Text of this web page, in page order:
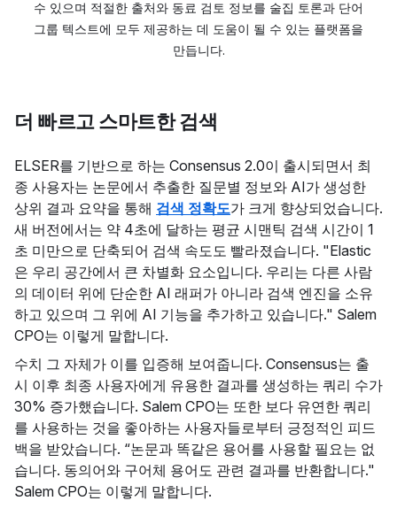
수 있으며 적절한 출처와 동료 검토 정보를 술집 토론과 단어
그룹 텍스트에 모두 제공하는 데 도움이 될 수 있는 플랫폼을
만듭니다.
더 빠르고 스마트한 검색
ELSER를 기반으로 하는 Consensus 2.0이 출시되면서 최
종 사용자는 논문에서 추출한 질문별 정보와 AI가 생성한
상위 결과 요약을 통해 검색 정확도가 크게 향상되었습니다.
새 버전에서는 약 4초에 달하는 평균 시맨틱 검색 시간이 1
초 미만으로 단축되어 검색 속도도 빨라졌습니다. "Elastic
은 우리 공간에서 큰 차별화 요소입니다. 우리는 다른 사람
의 데이터 위에 단순한 AI 래퍼가 아니라 검색 엔진을 소유
하고 있으며 그 위에 AI 기능을 추가하고 있습니다." Salem
CPO는 이렇게 말합니다.
수치 그 자체가 이를 입증해 보여줍니다. Consensus는 출
시 이후 최종 사용자에게 유용한 결과를 생성하는 쿼리 수가
30% 증가했습니다. Salem CPO는 또한 보다 유연한 쿼리
를 사용하는 것을 좋아하는 사용자들로부터 긍정적인 피드
백을 받았습니다. “논문과 똑같은 용어를 사용할 필요는 없
습니다. 동의어와 구어체 용어도 관련 결과를 반환합니다."
Salem CPO는 이렇게 말합니다.